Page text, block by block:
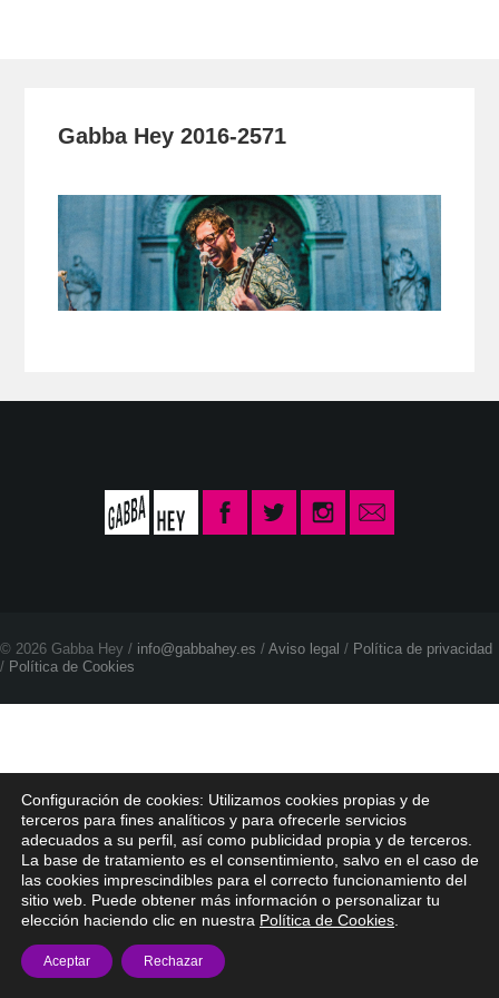
Gabba Hey 2016-2571
© 2026 Gabba Hey / info@gabbahey.es / Aviso legal / Política de privacidad
/ Política de Cookies
Configuración de cookies: Utilizamos cookies propias y de
terceros para fines analíticos y para ofrecerle servicios
adecuados a su perfil, así como publicidad propia y de terceros.
La base de tratamiento es el consentimiento, salvo en el caso de
las cookies imprescindibles para el correcto funcionamiento del
sitio web. Puede obtener más información o personalizar tu
elección haciendo clic en nuestra Política de Cookies
Aceptar Rechazar